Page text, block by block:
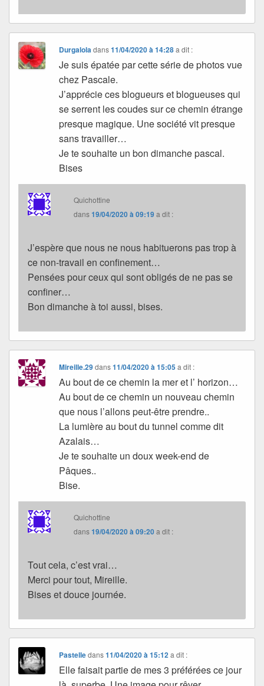
Durgaloladans11/04/2020 à 14:28 a dit :
Je suis épatée par cette série de photos vue
chez Pascale.
J’apprécie ces blogueurs et blogueuses qui
se serrent les coudes sur ce chemin étrange
presque magique. Une société vit presque
sans travailler…
Je te souhaite un bon dimanche pascal.
Bises
Quichottine
dans19/04/2020 à 09:19a dit :
J’espère que nous ne nous habituerons pas trop à
ce non-travail en confinement…
Pensées pour ceux qui sont obligés de ne pas se
confiner…
Bon dimanche à toi aussi, bises.
Mireille.29dans11/04/2020 à 15:05 a dit :
Au bout de ce chemin la mer et l’ horizon…
Au bout de ce chemin un nouveau chemin
que nous l’allons peut-être prendre..
La lumière au bout du tunnel comme dit
Azalais…
Je te souhaite un doux week-end de
Pâques..
Bise.
Quichottine
dans19/04/2020 à 09:20a dit :
Tout cela, c’est vrai…
Merci pour tout, Mireille.
Bises et douce journée.
Pastelledans11/04/2020 à 15:12 a dit :
Elle faisait partie de mes 3 préférées ce jour